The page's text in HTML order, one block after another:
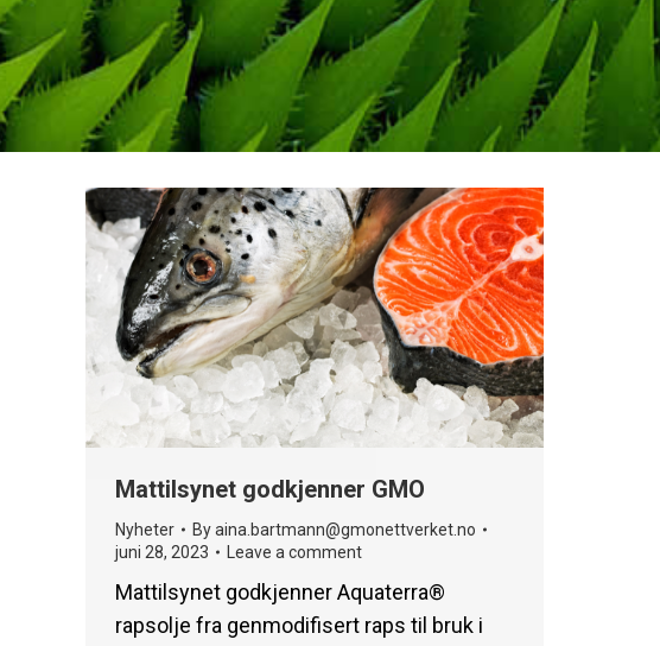
Mattilsynet godkjenner GMO
Nyheter Byaina.bartmann@gmonettverket.no
juni 28, 2023
Leave a comment
Mattilsynet godkjenner Aquaterra®
rapsolje fra genmodifisert raps til bruk i